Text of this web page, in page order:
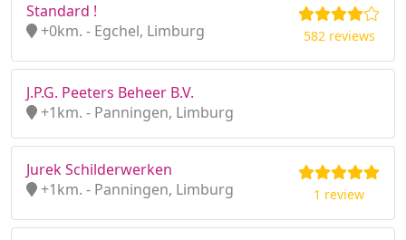
Standard !
+0km. - Egchel, Limburg
582 reviews
J.P.G. Peeters Beheer B.V.
+1km. - Panningen, Limburg
Jurek Schilderwerken
+1km. - Panningen, Limburg
1 review